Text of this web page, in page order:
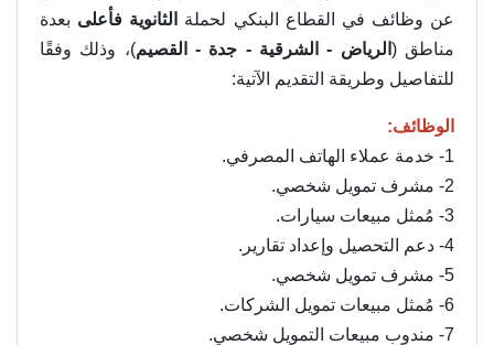
عن وظائف في القطاع البنكي لحملة
الثانوية فأعلى بعدة
مناطق ( الرياض - الشرقية - جدة - القصيم)، وذلك وفقًا
للتفاصيل وطريقة التقديم الآتية:
الوظائف:
1- خدمة عملاء الهاتف المصرفي.
2- مشرف تمويل شخصي.
3- مُمثل مبيعات سيارات.
4- دعم التحصيل وإعداد تقارير.
5- مشرف تمويل شخصي.
6- مُمثل مبيعات تمويل الشركات.
7- مندوب مبيعات التمويل شخصي.